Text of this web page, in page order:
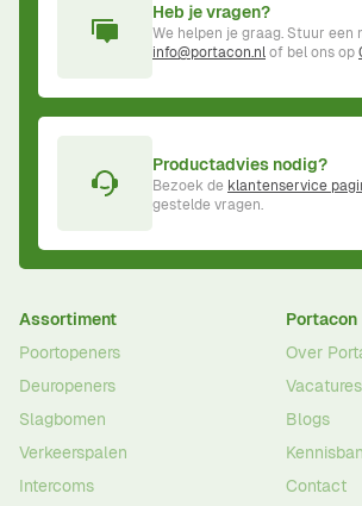
Heb je vragen?
We helpen je graag. Stuur een
info@portacon.nlof bel ons op
Productadvies nodig?
Bezoek de klantenservice
gestelde vragen.
Assortiment
Poortopeners
Deuropeners
Slagbomen
Verkeerspalen
Intercoms
Portacon
Over
Vacatures
Blogs
Contact